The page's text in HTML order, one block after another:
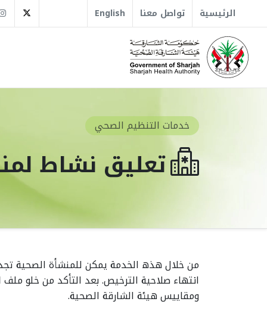
الرئيسية تواصل معنا English
خدمات التنظيم الصحي
تعليق نشاط
اﻧﺘﻬﺎء ﺻﻼﺣﻴﺔ اﻟﺘﺮﺧﻴﺺ. ﺑﻌﺪ اﻟﺘﺄﻛﺪ ﻣﻦ ﺧﻠﻮ
وﻣﻘﺎﻳﻴﺲ ﻫﻴﺌﺔ اﻟﺸﺎرﻗﺔ اﻟﺼﺤﻴﺔ.